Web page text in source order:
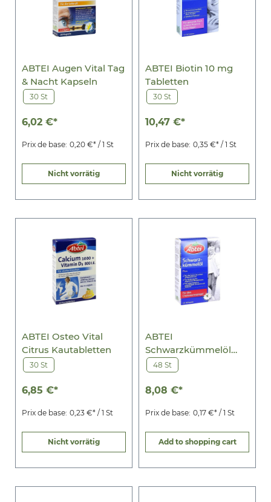
ABTEI Augen Vital Tag
& Nacht Kapseln
30 St
6,02 €*
Prix de base: 0,20 €* / 1 St
Nicht vorrätig
ABTEI Biotin 10 mg
Tabletten
30 St
10,47 €*
Prix de base: 0,35 €* / 1 St
Nicht vorrätig
ABTEI Osteo Vital
Citrus Kautabletten
30 St
6,85 €*
Prix de base: 0,23 €* / 1 St
Nicht vorrätig
ABTEI
Schwarzkümmelöl
Plus Kapseln
48 St
8,08 €*
Prix de base: 0,17 €* / 1 St
Add to shopping cart